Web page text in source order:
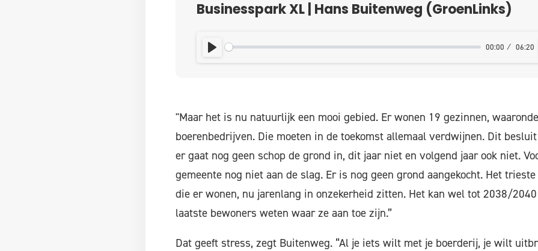
Businesspark XL | Hans Buitenweg (GroenLinks)
PLAY 00:00 06:20
"Maar het is nu natuurlijk een mooi gebied. Er wonen 19 gezinnen,
boerenbedrijven. Die moeten in de toekomst allemaal verdwijnen. Dit
er gaat nog geen schop de grond in, dit jaar niet en volgend jaar ook niet.
gemeente nog niet aan de slag. Er is nog geen grond aangekocht. Het
die er wonen, nu jarenlang in onzekerheid zitten. Het kan wel tot 2038/
laatste bewoners weten waar ze aan toe zijn.”
Dat geeft stress, zegt Buitenweg. “Al je iets wilt met je boerderij, je wilt